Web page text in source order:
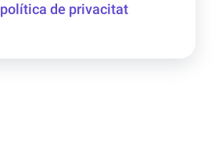
política de privacitat